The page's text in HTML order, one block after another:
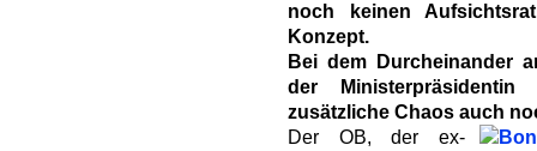
noch keinen
Konzept.
Bei dem Durcheinander
der
zusätzliche Chaos auch
Der OB, der ex-